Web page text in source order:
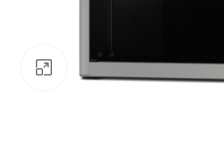
Click to enlarge